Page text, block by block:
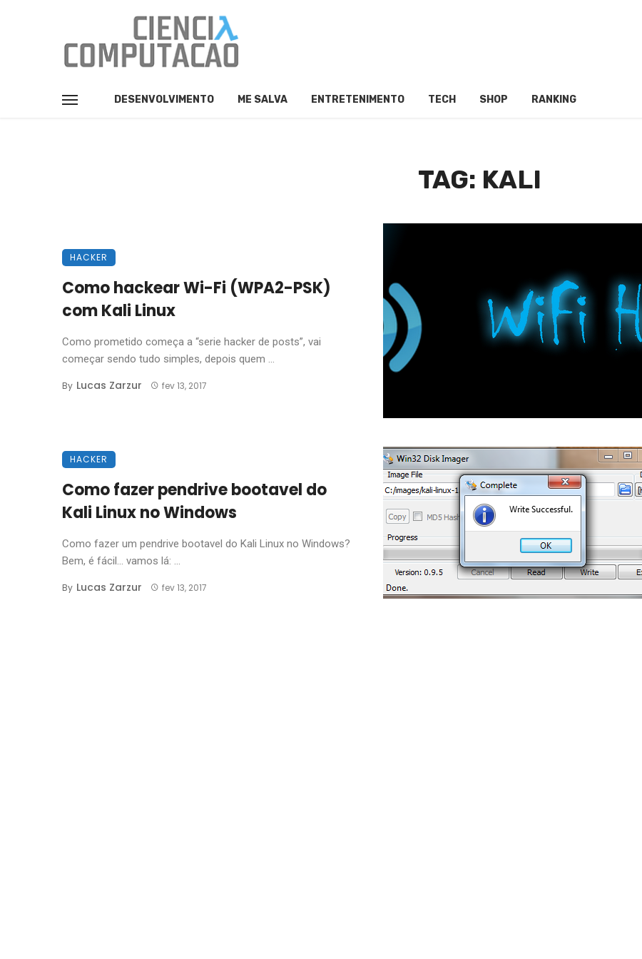
DESENVOLVIMENTO ME SALVA ENTRETENIMENTO TECH SHOP RANKING
TAG: KALI
HACKER
Como hackear Wi-Fi (WPA2-PSK)
com Kali Linux
Como prometido começa a “serie hacker de posts”, vai
começar sendo tudo simples, depois quem ...
By Lucas Zarzur fev 13, 2017
HACKER
Como fazer pendrive bootavel do
Kali Linux no Windows
Como fazer um pendrive bootavel do Kali Linux no Windows?
Bem, é fácil… vamos lá: ...
By Lucas Zarzur fev 13, 2017